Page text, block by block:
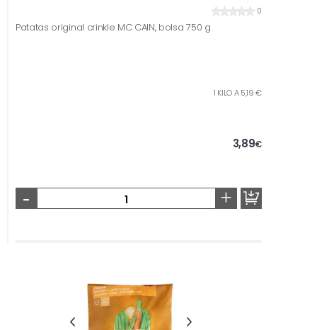
0
Patatas original crinkle MC CAIN, bolsa 750 g
1 KILO A 5,19 €
3,89€
- +